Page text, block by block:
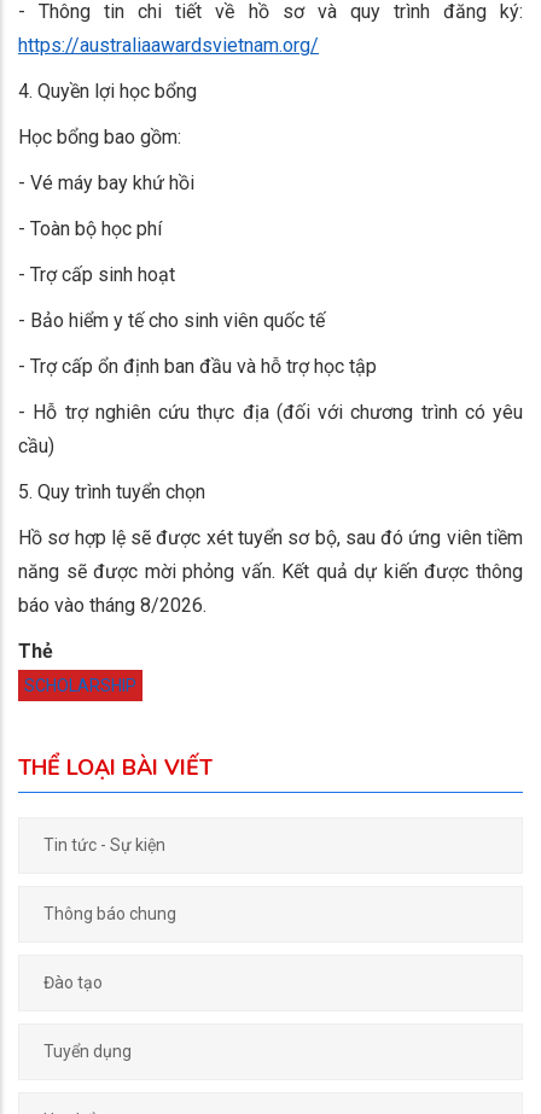
- Thông tin chi tiết về hồ sơ và quy trình đăng ký:
https://australiaawardsvietnam.org/
4. Quyền lợi học bổng
Học bổng bao gồm:
- Vé máy bay khứ hồi
- Toàn bộ học phí
- Trợ cấp sinh hoạt
- Bảo hiểm y tế cho sinh viên quốc tế
- Trợ cấp ổn định ban đầu và hỗ trợ học tập
- Hỗ trợ nghiên cứu thực địa (đối với chương trình có yêu
cầu)
5. Quy trình tuyển chọn
Hồ sơ hợp lệ sẽ được xét tuyển sơ bộ, sau đó ứng viên tiềm
năng sẽ được mời phỏng vấn. Kết quả dự kiến được thông
báo vào tháng 8/2026.
Thẻ
SCHOLARSHIP
THỂ LOẠI BÀI VIẾT
Tin tức - Sự kiện
Thông báo chung
Đào tạo
Tuyển dụng